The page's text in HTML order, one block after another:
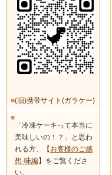
■(旧)携帯サイト(ガラケー)
■
「冷凍ケーキって本当に
美味しいの！？」と思わ
れる方、【 お客様のご感
想-味編】をご覧くださ
い。